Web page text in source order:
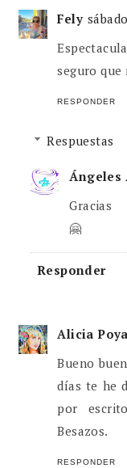
Fely
seguro que
RESPONDER
Respuestas
Ángeles
Gracias
🤗
Responder
Alicia
Bueno
días te he
por
Besazos.
RESPONDER